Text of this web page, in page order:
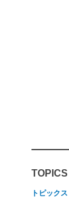
トピックス